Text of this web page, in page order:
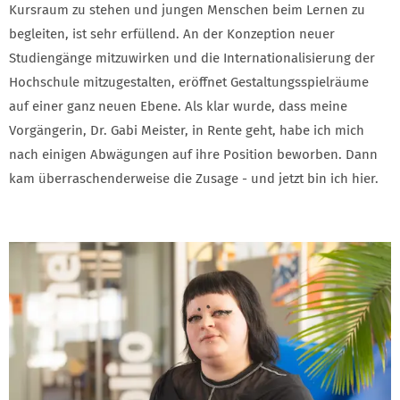
Kursraum zu stehen und jungen Menschen beim Lernen zu
begleiten, ist sehr erfüllend. An der Konzeption neuer
Studiengänge mitzuwirken und die Internationalisierung der
Hochschule mitzugestalten, eröffnet Gestaltungsspielräume
auf einer ganz neuen Ebene. Als klar wurde, dass meine
Vorgängerin, Dr. Gabi Meister, in Rente geht, habe ich mich
nach einigen Abwägungen auf ihre Position beworben. Dann
kam überraschenderweise die Zusage - und jetzt bin ich hier.